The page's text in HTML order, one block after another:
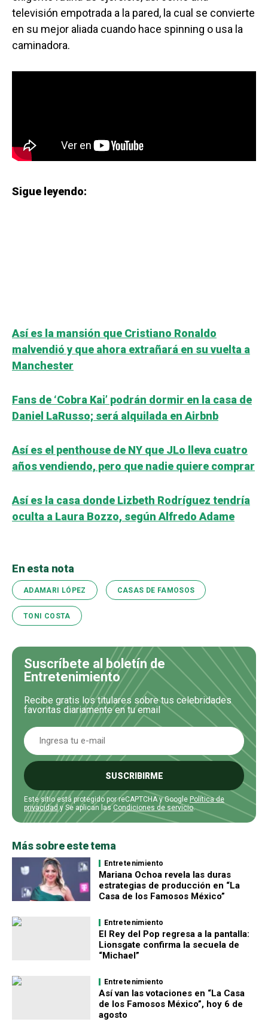
televisión empotrada a la pared, la cual se convierte
en su mejor aliada cuando hace spinning o usa la
caminadora.
Sigue leyendo:
Así es la mansión que Cristiano Ronaldo
malvendió y que ahora extrañará en su vuelta a
Manchester
Fans de ‘Cobra Kai’ podrán dormir en la casa de
Daniel LaRusso; será alquilada en Airbnb
Así es el penthouse de NY que JLo lleva cuatro
años vendiendo, pero que nadie quiere comprar
Así es la casa donde Lizbeth Rodríguez tendría
oculta a Laura Bozzo, según Alfredo Adame
En esta nota
ADAMARI LÓPEZ CASAS DE FAMOSOS
TONI COSTA
Suscríbete al boletín de
Entretenimiento
Recibe gratis los titulares sobre tus celebridades
favoritas diariamente en tu email
SUSCRIBIRME
Este sitio está protegido por reCAPTCHA y Google Política de
privacidad y Se aplican lasCondiciones de servicio.
Más sobre este tema
Entretenimiento
Mariana Ochoa revela las duras
estrategias de producción en “La
Casa de los Famosos México”
Entretenimiento
El Rey del Pop regresa a la pantalla:
Lionsgate confirma la secuela de
“Michael”
Entretenimiento
Así van las votaciones en “La Casa
de los Famosos México”, hoy 6 de
agosto